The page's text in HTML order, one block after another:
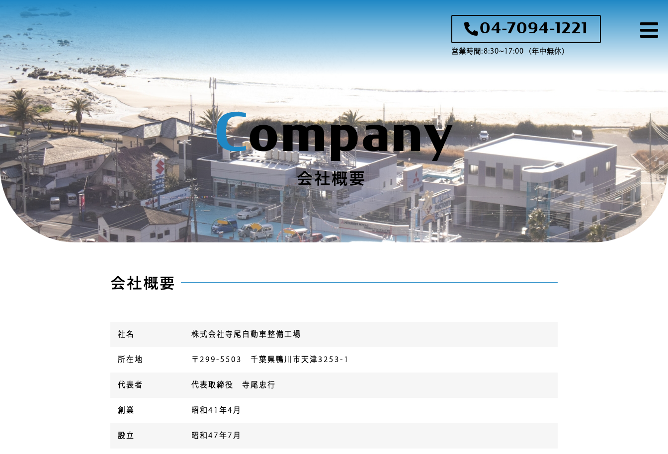
04-7094-1221
営業時間:8:30~17:00（年中無休）
Company
会社概要
会社概要
社名 株式会社寺尾自動車整備工場
所在地 〒299-5503 千葉県鴨川市天津3253-1
代表者 代表取締役 寺尾忠行
創業 昭和41年4月
設立 昭和47年7月